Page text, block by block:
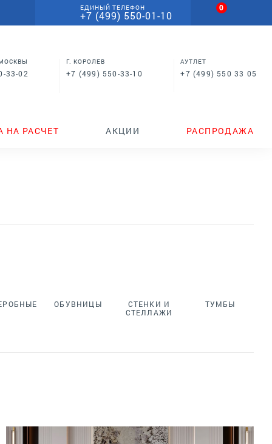
ЕДИНЫЙ ТЕЛЕФОН
+7 (499) 550-01-10
0
33-02
Г. КОРОЛЕВ
+7 (499) 550-33-10
АУТЛЕТ
+7 (499) 550 33 05
НА РАСЧЕТ АКЦИИ РАСПРОДАЖА
ОБУВНИЦЫ
СТЕНКИ И
СТЕЛЛАЖИ
ТУМБЫ